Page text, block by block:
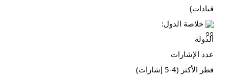
قيادات)
خلاصة الدول:
الدولة
عدد الإشارات
قطر الأكثر (4-5 إشارات)